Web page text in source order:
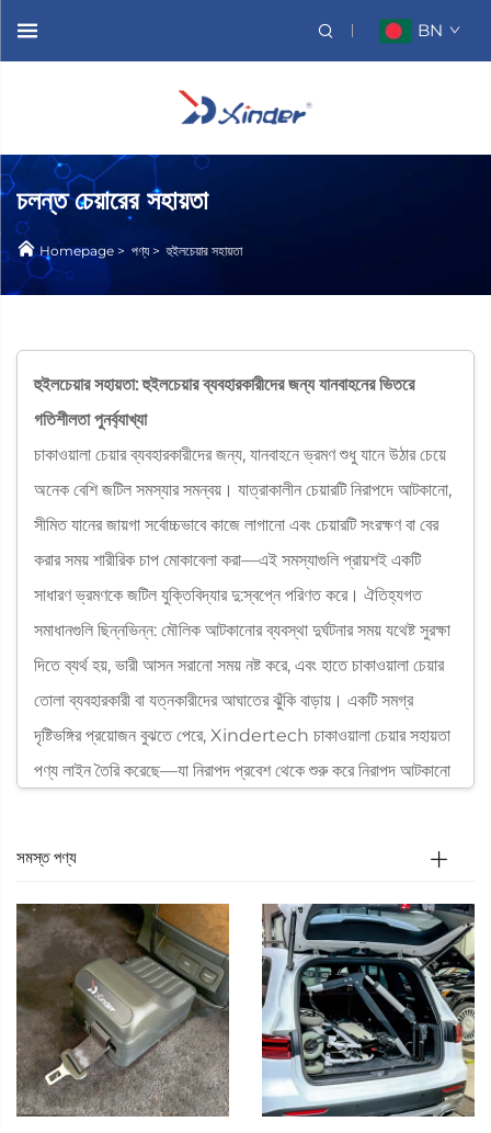
BN
চলন্ত চেয়ারের সহায়তা
Homepage > পণ্য>হুইলচেয়ার সহায়তা
হুইলচেয়ার সহায়তা: হুইলচেয়ার ব্যবহারকারীদের জন্য যানবাহনের ভিতরে
গতিশীলতা পুনর্ব্যাখ্যা
চাকাওয়ালা চেয়ার ব্যবহারকারীদের জন্য, যানবাহনে ভ্রমণ শুধু যানে উঠার চেয়ে
অনেক বেশি জটিল সমস্যার সমন্বয়। যাত্রাকালীন চেয়ারটি নিরাপদে আটকানো,
সীমিত যানের জায়গা সর্বোচ্চভাবে কাজে লাগানো এবং চেয়ারটি সংরক্ষণ বা বের
করার সময় শারীরিক চাপ মোকাবেলা করা—এই সমস্যাগুলি প্রায়শই একটি
সাধারণ ভ্রমণকে জটিল যুক্তিবিদ্যার দু:স্বপ্নে পরিণত করে। ঐতিহ্যগত
সমাধানগুলি ছিন্নভিন্ন: মৌলিক আটকানোর ব্যবস্থা দুর্ঘটনার সময় যথেষ্ট সুরক্ষা
দিতে ব্যর্থ হয়, ভারী আসন সরানো সময় নষ্ট করে, এবং হাতে চাকাওয়ালা চেয়ার
তোলা ব্যবহারকারী বা যত্নকারীদের আঘাতের ঝুঁকি বাড়ায়। একটি সমগ্র
দৃষ্টিভঙ্গির প্রয়োজন বুঝতে পেরে, Xindertech চাকাওয়ালা চেয়ার সহায়তা
পণ্য লাইন তৈরি করেছে—যা নিরাপদ প্রবেশ থেকে শুরু করে নিরাপদ আটকানো
সংরক্ষণ সমাধান একীভূত করে Xindertech চাকাওয়ালা চেয়ার
ব্যবহারকারীদের আত্মবিশ্বাস, স্বাধীনতা এবং মানসিক শান্তি নিয়ে ভ্রমণ করার
ক্ষমতা প্রদান করে।
Xindertech হুইলচেয়ার এইডস লাইনের মূল অংশ হল হুইলচেয়ার
নিরাপত্তা রিস্ট্রেইন্ট ডিভাইস—সমস্ত ড্রাইভিং পরিস্থিতিতে আরোহীর
নিরাপত্তাকে অগ্রাধিকার দেওয়ার জন্য প্রকৌশলী একটি গুরুত্বপূর্ণ উপাদান।
সাধারণ তিন-পয়েন্ট রিস্ট্রেইন্ট বা মৌলিক স্ট্র্যাপ সিস্টেমগুলির বিপরীতে যা প্রভাব
সমস্ত পণ্য